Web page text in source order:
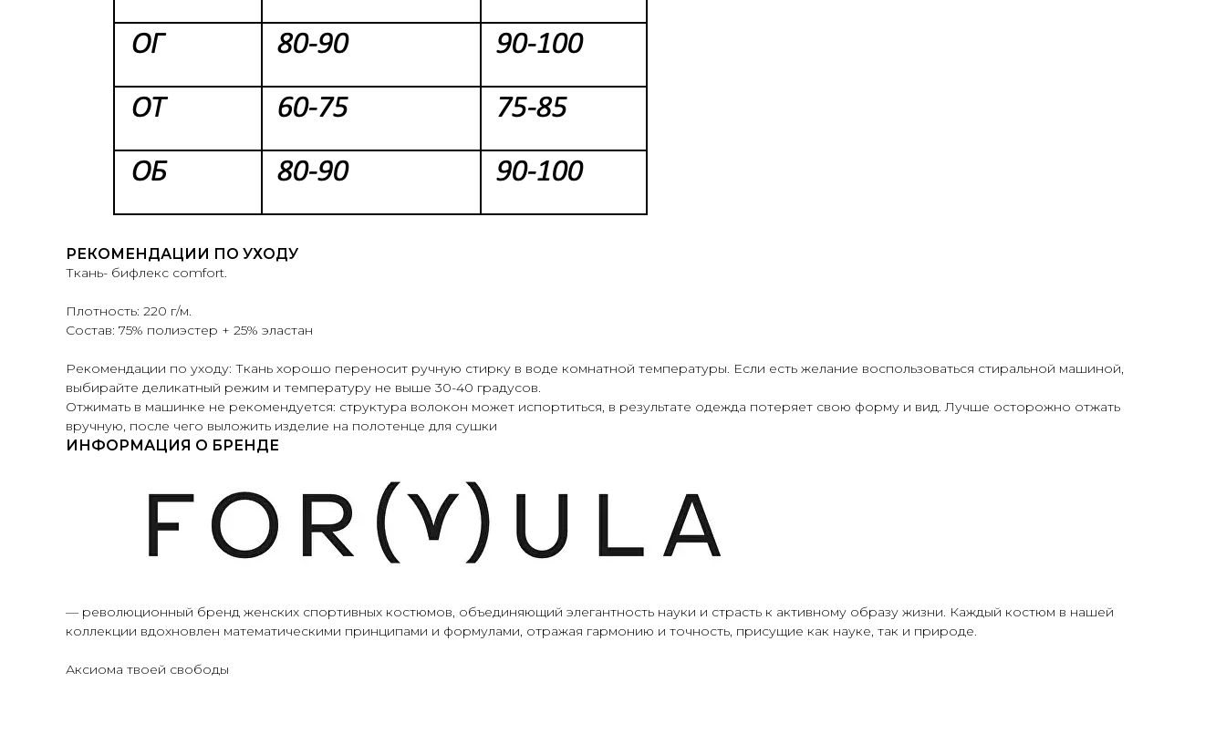
РЕКОМЕНДАЦИИ ПО УХОДУ
Ткань- бифлекс comfort.
Плотность: 220 г/м.
Состав: 75% полиэстер + 25% эластан
Рекомендации по уходу: Ткань хорошо переносит ручную стирку в воде комнатной температуры. Если есть желание воспользоваться стиральной машиной,
выбирайте деликатный режим и температуру не выше 30-40 градусов.
Отжимать в машинке не рекомендуется: структура волокон может испортиться, в результате одежда потеряет свою форму и вид. Лучше осторожно отжать
вручную, после чего выложить изделие на полотенце для сушки
ИНФОРМАЦИЯ О БРЕНДЕ
— революционный бренд женских спортивных костюмов, объединяющий элегантность науки и страсть к активному образу жизни. Каждый костюм в нашей
коллекции вдохновлен математическими принципами и формулами, отражая гармонию и точность, присущие как науке, так и природе.
Аксиома твоей свободы